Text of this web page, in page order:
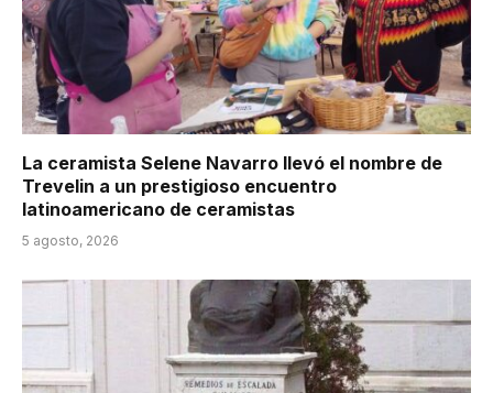
La ceramista Selene Navarro llevó el nombre de
Trevelin a un prestigioso encuentro
latinoamericano de ceramistas
5 agosto, 2026